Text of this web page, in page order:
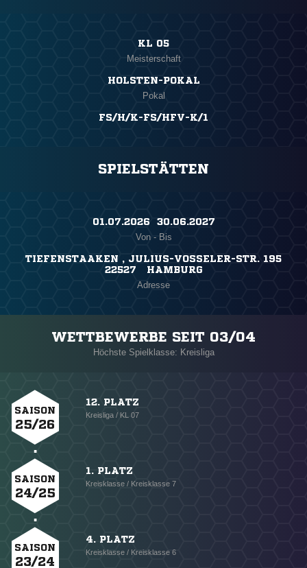
KL 05
Meisterschaft
HOLSTEN-POKAL
Pokal
FS/H/K-FS/HFV-K/1
SPIELSTÄTTEN
01.07.2026 ​ 30.06.2027
Von - Bis
TIEFENSTAAKEN , JULIUS-VOSSELER-STR. 195
22527 HAMBURG
Adresse
WETTBEWERBE SEIT 03/04
Höchste Spielklasse: Kreisliga
SAISON
25/26
12. PLATZ
Kreisliga / KL 07
SAISON
24/25
1. PLATZ
Kreisklasse / Kreisklasse 7
SAISON
23/24
4. PLATZ
Kreisklasse / Kreisklasse 6